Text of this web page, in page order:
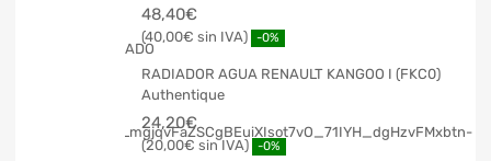
48,40€
40,00€ -0%
RADIADOR AGUA RENAULT KANGOO I (FKC0)
Authentique
24,20€
20,00€ -0%